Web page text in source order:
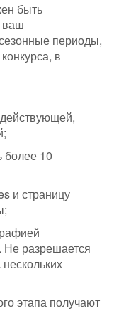
быть
ваш
периоды,
в
более 10
и страницу
Не разрешается
этапа получают